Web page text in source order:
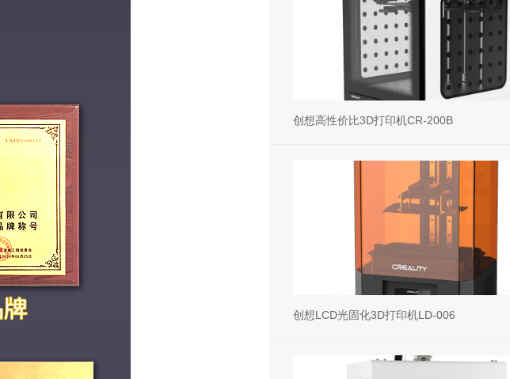
创想高性价比3D打印机CR-200B
创想LCD光固化3D打印机LD-006